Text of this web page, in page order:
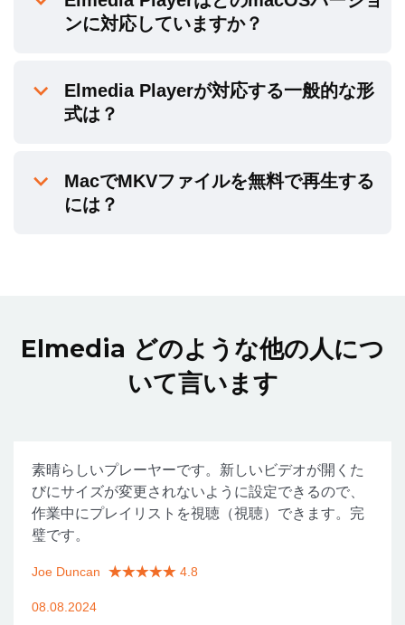
ンに対応していますか？
Elmedia Playerが対応する一般的な形
式は？
MacでMKVファイルを無料で再生する
には？
Elmedia どのような他の人につ
いて言います
素晴らしいプレーヤーです。新しいビデオが開くた
びにサイズが変更されないように設定できるので、
作業中にプレイリストを視聴（視聴）できます。完
璧です。
Joe Duncan 4.8
08.08.2024